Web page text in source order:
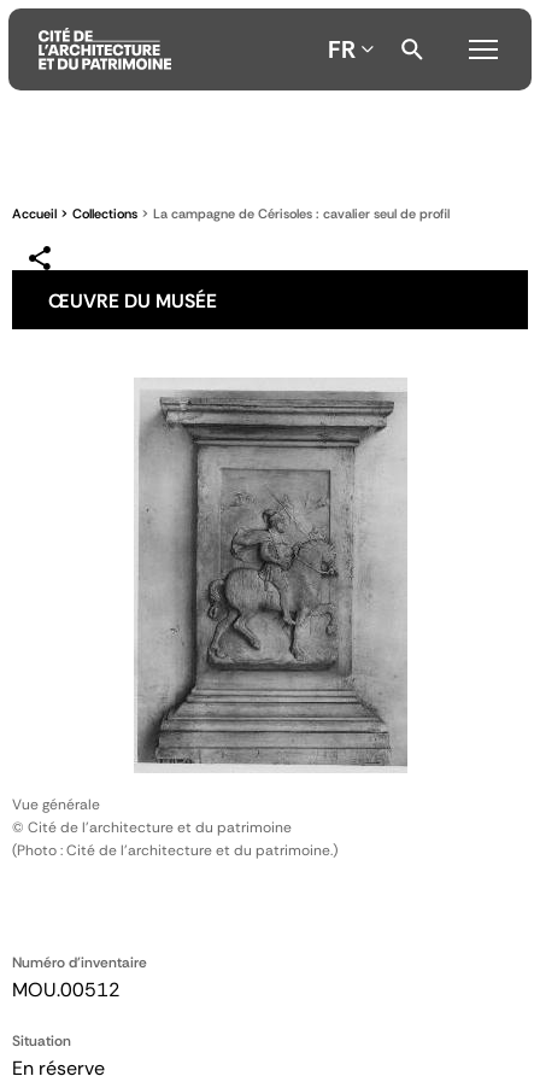
contenu
menu
la
FR
Accueil Collections La campagne de Cérisoles : cavalier seul de profil
ŒUVRE DU MUSÉE
Numéro d'inventaire
MOU.00512
Situation
En réserve
Vue générale
© Cité de l'architecture et du patrimoine
(Photo : Cité de l'architecture et du patrimoine.)